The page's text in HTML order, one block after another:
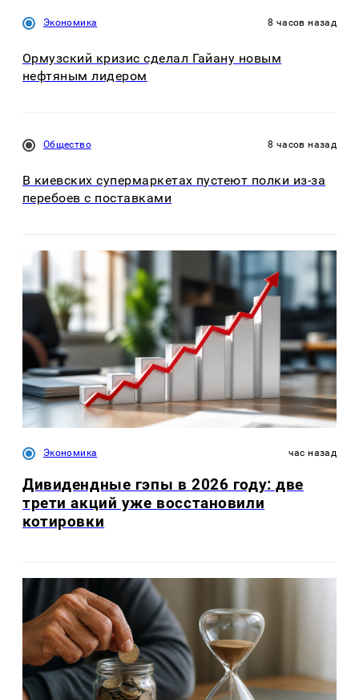
Экономика 8 часов назад
Ормузский кризис сделал Гайану новым
нефтяным лидером
Общество 8 часов назад
В киевских супермаркетах пустеют полки из-за
перебоев с поставками
Экономика час назад
Дивидендные гэпы в 2026 году: две
трети акций уже восстановили
котировки